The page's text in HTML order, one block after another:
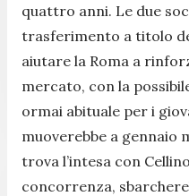
quattro anni. Le due
trasferimento a titolo
aiutare la Roma a
mercato, con la
ormai abituale per i
muoverebbe a gennaio
trova l’intesa con
concorrenza,